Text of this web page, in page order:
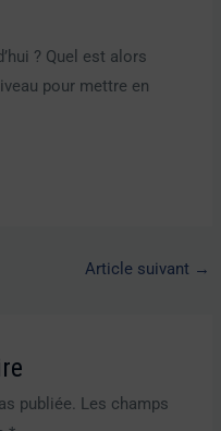
? Quel est alors
pour mettre en
Article suivant →
publiée. Les champs